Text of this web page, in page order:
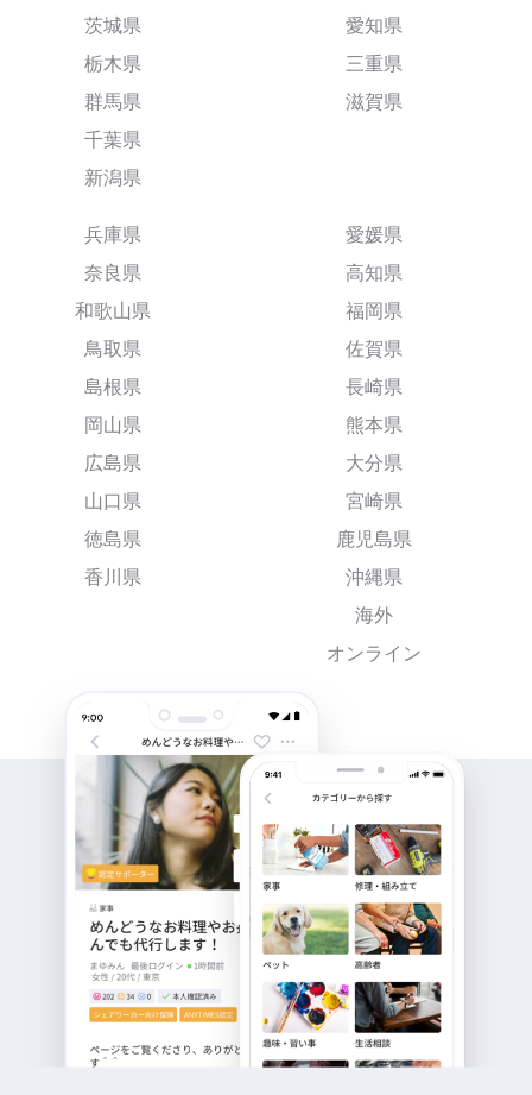
茨城県
栃木県
群馬県
千葉県
新潟県
愛知県
三重県
滋賀県
兵庫県
奈良県
和歌山県
鳥取県
島根県
岡山県
広島県
山口県
徳島県
香川県
愛媛県
高知県
福岡県
佐賀県
長崎県
熊本県
大分県
宮崎県
鹿児島県
沖縄県
海外
オンライン